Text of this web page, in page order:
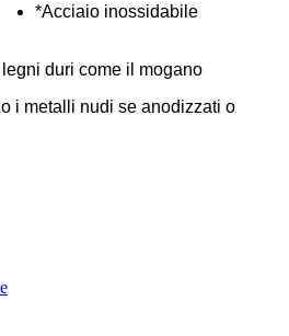
*Acciaio inossidabile
duri come il mogano
i metalli nudi se anodizzati o